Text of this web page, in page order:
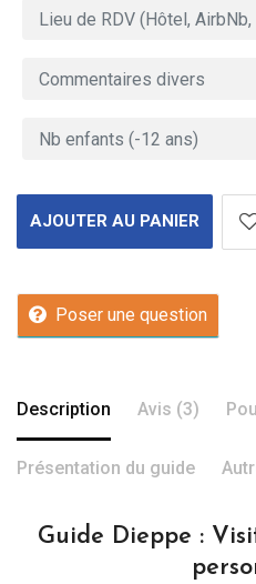
AJOUTER AU PANIER
Poser une question
Description Avis (3)
Présentation du guide
Guide Dieppe :